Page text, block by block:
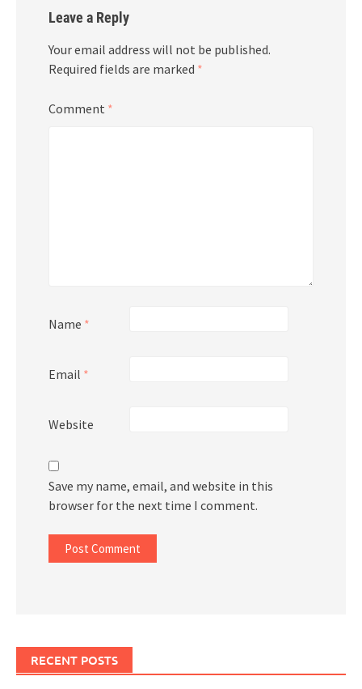
Leave a Reply
Your email address will not be published.
Required fields are marked *
Comment *
Name *
Email *
Website
Save my name, email, and website in this
browser for the next time I comment.
RECENT POSTS